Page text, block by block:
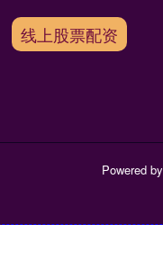
线上股票配资
Powered by